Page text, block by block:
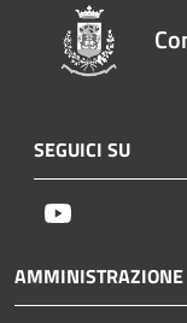
SEGUICI SU
AMMINISTRAZIONE